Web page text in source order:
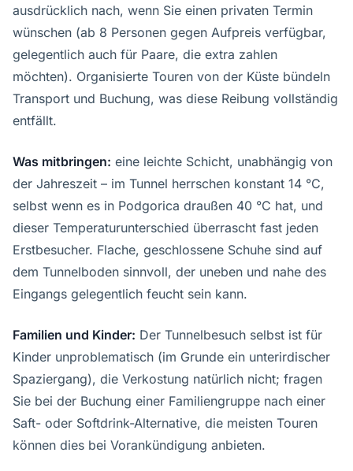
ausdrücklich nach, wenn Sie einen privaten Termin
wünschen (ab 8 Personen gegen Aufpreis verfügbar,
gelegentlich auch für Paare, die extra zahlen
möchten). Organisierte Touren von der Küste bündeln
Transport und Buchung, was diese Reibung vollständig
entfällt.
Was mitbringen: eine leichte Schicht, unabhängig von
der Jahreszeit – im Tunnel herrschen konstant 14 °C,
selbst wenn es in Podgorica draußen 40 °C hat, und
dieser Temperaturunterschied überrascht fast jeden
Erstbesucher. Flache, geschlossene Schuhe sind auf
dem Tunnelboden sinnvoll, der uneben und nahe des
Eingangs gelegentlich feucht sein kann.
Familien und Kinder: Der Tunnelbesuch selbst ist für
Kinder unproblematisch (im Grunde ein unterirdischer
Spaziergang), die Verkostung natürlich nicht; fragen
Sie bei der Buchung einer Familiengruppe nach einer
Saft- oder Softdrink-Alternative, die meisten Touren
können dies bei Vorankündigung anbieten.